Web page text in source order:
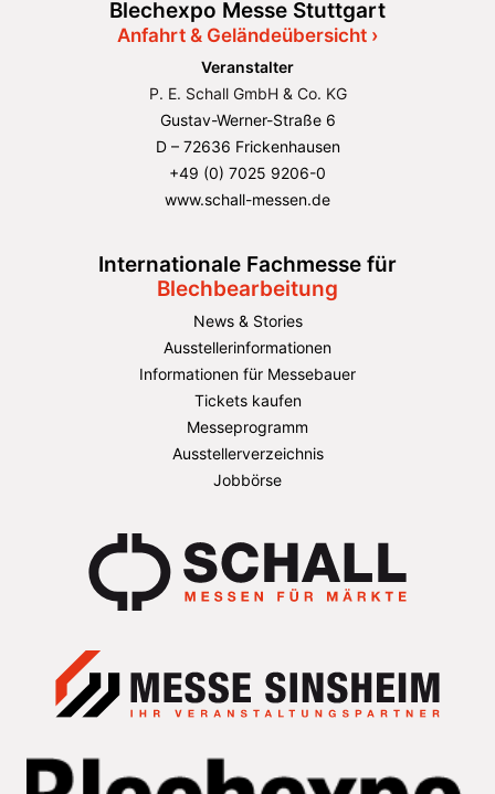
Blechexpo Messe Stuttgart
Anfahrt & Geländeübersicht ›
Veranstalter
P. E. Schall GmbH & Co. KG
Gustav-Werner-Straße 6
D – 72636 Frickenhausen
+49 (0) 7025 9206-0
www.schall-messen.de
Internationale Fachmesse für
Blechbearbeitung
News & Stories
Ausstellerinformationen
Informationen für Messebauer
Tickets kaufen
Messeprogramm
Ausstellerverzeichnis
Jobbörse